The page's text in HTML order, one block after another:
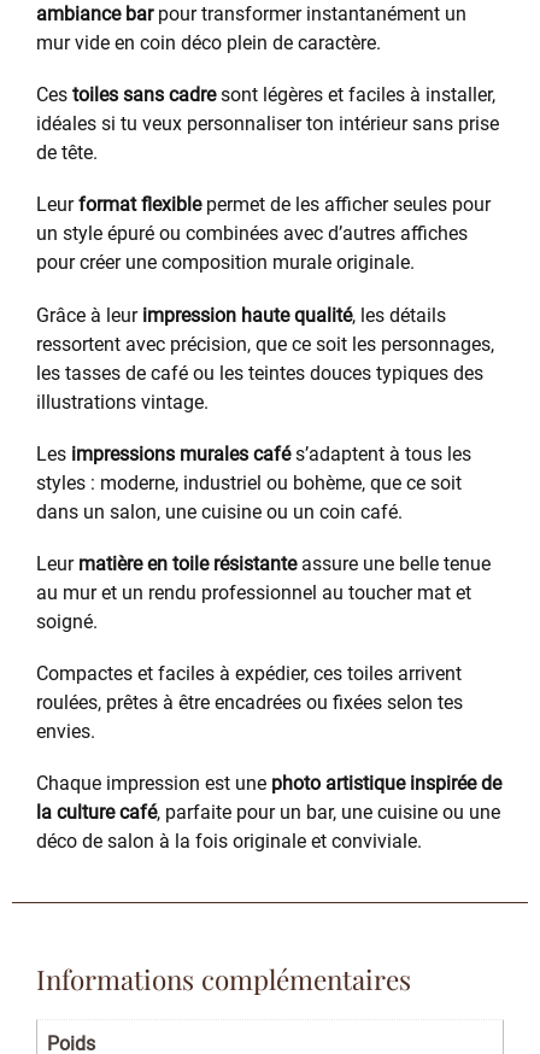
ambiance barpour transformer instantanément un
mur vide en coin déco plein de caractère.
Ces toiles sans cadresont légères et faciles à installer,
idéales si tu veux personnaliser ton intérieur sans prise
de tête.
Leurformat flexiblepermet de les afficher seules pour
un style épuré ou combinées avec d’autres affiches
pour créer une composition murale originale.
Grâce à leur impression haute qualité, les détails
ressortent avec précision, que ce soit les personnages,
les tasses de café ou les teintes douces typiques des
illustrations vintage.
Les impressions murales cafés’adaptent à tous les
styles : moderne, industriel ou bohème, que ce soit
dans un salon, une cuisine ou un coin café.
Leur matière en toile résistanteassure une belle tenue
au mur et un rendu professionnel au toucher mat et
soigné.
Compactes et faciles à expédier, ces toiles arrivent
roulées, prêtes à être encadrées ou fixées selon tes
envies.
Chaque impression est une photo artistique inspirée de
la culture café, parfaite pour un bar, une cuisine ou une
déco de salon à la fois originale et conviviale.
Informations complémentaires
Poids